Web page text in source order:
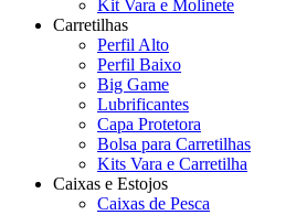
Kit Vara e Molinete
Carretilhas
Perfil Alto
Perfil Baixo
Big Game
Lubrificantes
Capa Protetora
Bolsa para Carretilhas
Kits Vara e Carretilha
Caixas e Estojos
Caixas de Pesca